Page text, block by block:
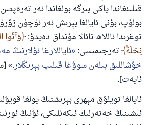
قىلىنغاندا ياكى بىرگە بولغاندا ئەر
بولۇپ، بۇنى ئايالغا بېرىش ئەر ئۈچۈن
توغرىدا ئاللاھ تائالا مۇنداق دەيدۇ:
نِحْلَةً تەرجىمىسى: ئاياللارغا ئۇلارنىڭ
خۇشاللىق بىلەن سوۋغا قىلىپ بېرىڭلار.
ئايەت].
ئايالغا تويلۇق مېھرى بېرىشنىڭ يولغا
ئىشىنىڭ خەتەرلىك ئىكەنلىكى، ئۇنىڭ